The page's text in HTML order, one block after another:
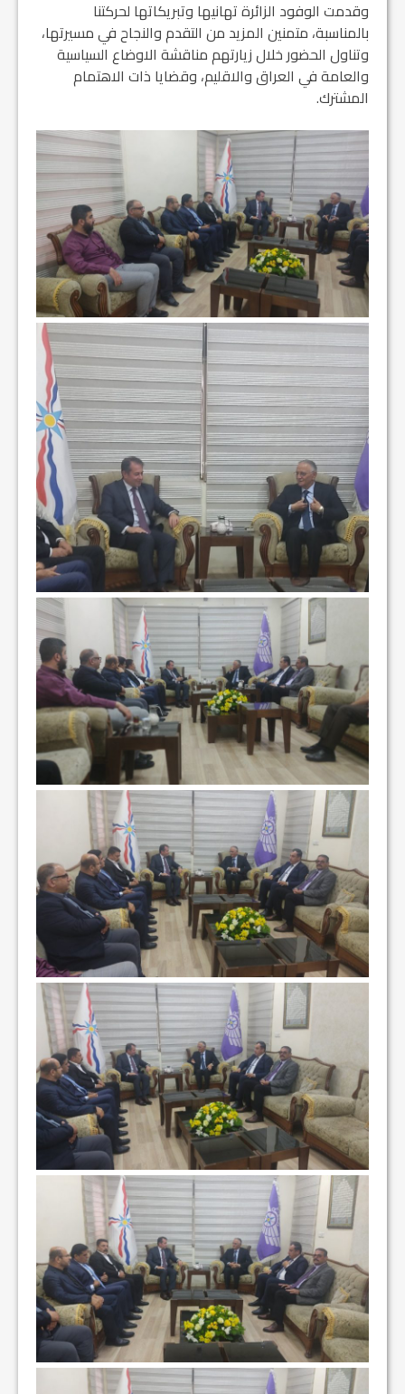
وقدمت الوفود الزائرة تهانيها وتبريكاتها لحركتنا
بالمناسبة، متمنين المزيد من التقدم والنجاح في مسيرتها،
وتناول الحضور خلال زيارتهم مناقشة الاوضاع السياسية
والعامة في العراق والاقليم، وقضايا ذات الاهتمام
المشترك.